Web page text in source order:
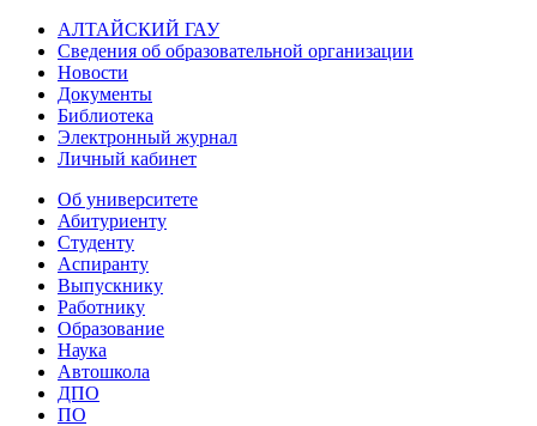
АЛТАЙСКИЙ ГАУ
Сведения об образовательной организации
Новости
Документы
Библиотека
Электронный журнал
Личный кабинет
Об университете
Абитуриенту
Студенту
Аспиранту
Выпускнику
Работнику
Образование
Наука
Автошкола
ДПО
ПО